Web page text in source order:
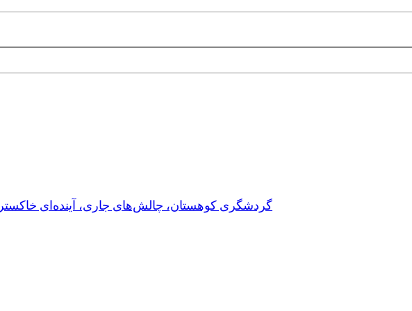
گردشگری کوهستان، چالش‌های جاری، آینده‌ای